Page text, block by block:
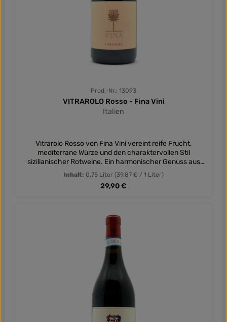
Prod.-Nr.: 13093
VITRAROLO Rosso - Fina Vini
Italien
Vitrarolo Rosso von Fina Vini vereint reife Frucht,
mediterrane Würze und den charaktervollen Stil
sizilianischer Rotweine. Ein harmonischer Genuss aus
dem Herzen Siziliens.
Inhalt: 0.75 Liter (39,87 € / 1 Liter)
Regulärer Preis:
29,90 €